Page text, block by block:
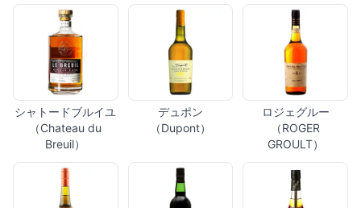
シャトードブルイユ
（Chateau du
Breuil）
デュポン
（Dupont）
ロジェグルー
（ROGER
GROULT）